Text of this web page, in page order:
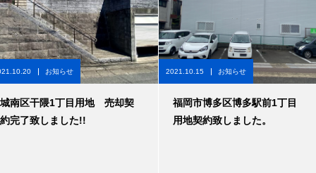
お知らせ
城南区干隈1丁目用地 売却契
約完了致しました!!
2021.10.15 お知らせ
福岡市博多区博多駅前1丁目
用地契約致しました。